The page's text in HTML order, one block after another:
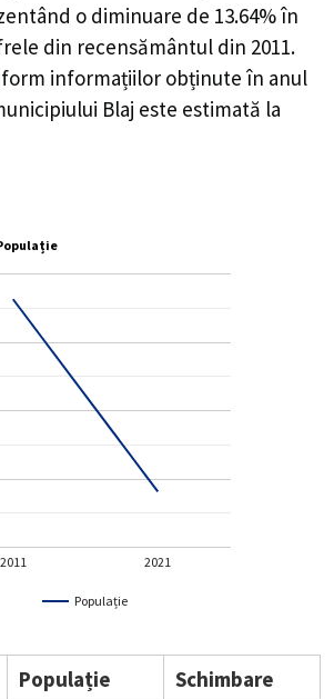
o diminuare de 13.64%în
din recensământul din 2011.
informațiilor obținute în anul
Blaj este estimată la
Populație
2011 2021
Populație
Schimbare